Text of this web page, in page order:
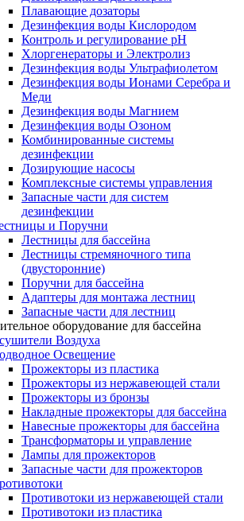
Плавающие дозаторы
Дезинфекция воды Кислородом
Контроль и регулирование рН
Хлоргенераторы и Электролиз
Дезинфекция воды Ультрафиолетом
Дезинфекция воды Ионами Серебра и
Меди
Дезинфекция воды Магнием
Дезинфекция воды Озоном
Комбинированные системы
дезинфекции
Дозирующие насосы
Комплексные системы управления
Запасные части для систем
дезинфекции
и Поручни
Лестницы для бассейна
Лестницы стремяночного типа
(двусторонние)
Поручни для бассейна
Адаптеры для монтажа лестниц
Запасные части для лестниц
оборудование для бассейна
Воздуха
Освещение
Прожекторы из пластика
Прожекторы из нержавеющей стали
Прожекторы из бронзы
Накладные прожекторы для бассейна
Навесные прожекторы для бассейна
Трансформаторы и управление
Лампы для прожекторов
Запасные части для прожекторов
Противотоки из нержавеющей стали
Противотоки из пластика